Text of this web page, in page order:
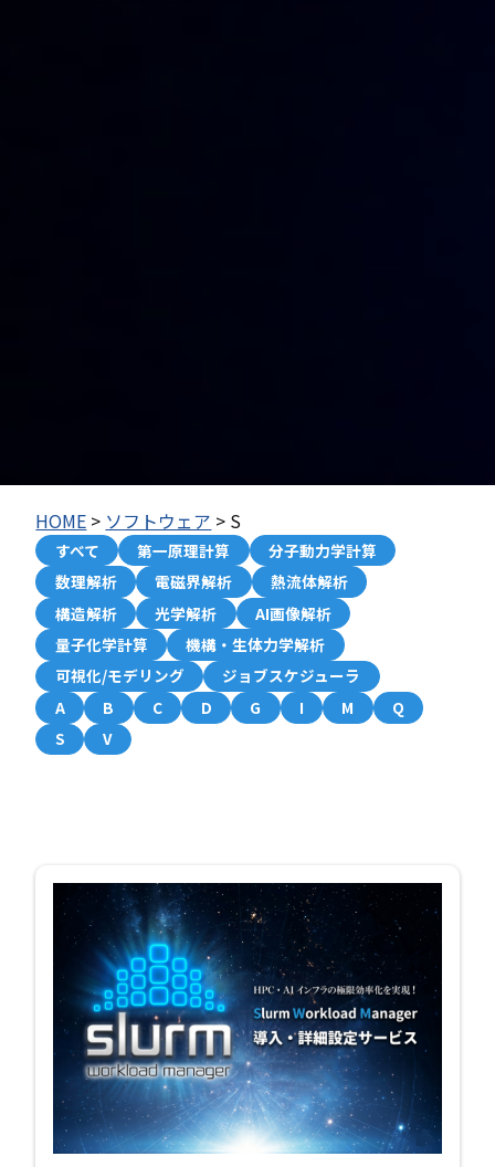
HOME > ソフトウェア > S
すべて 第一原理計算
分子動力学計算
数理解析
電磁界解析
熱流体解析
構造解析
光学解析
AI画像解析
量子化学計算
機構・生体力学解析
可視化/モデリング
ジョブスケジューラ
A
B C D G I M
Q
S
V